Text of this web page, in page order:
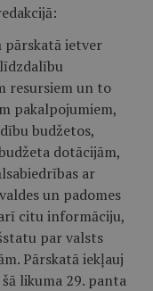
pārskatā ietver
resursiem un to
pakalpojumiem,
budžetos,
dotācijām,
ar
un padomes
citu informāciju,
par valsts
Pārskatā iekļauj
likuma 29. panta